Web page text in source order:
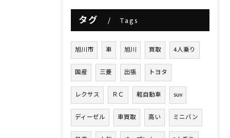
タグ Tags
旭川市 車 旭川 買取 4人乗り
国産 三菱 出張 トヨタ
レクサス ＲＣ 軽自動車 suv
ディーゼル 車買取 高い ミニバン